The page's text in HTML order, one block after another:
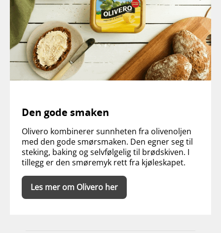
Den gode smaken
Olivero kombinerer sunnheten fra olivenoljen
med den gode smørsmaken. Den egner seg til
steking, baking og selvfølgelig til brødskiven. I
tillegg er den smøremyk rett fra kjøleskapet.
Les mer om Olivero her